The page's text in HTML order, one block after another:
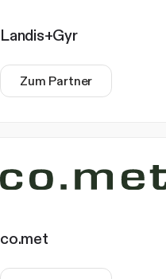
Landis+Gyr
Zum Partner
co.met